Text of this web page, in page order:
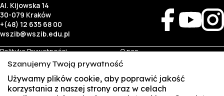
Al. Kijowska 14
30-079 Kraków
+(48) 12 635 68 00
wszib@wszib.edu.pl
Polityka Prywatności
RODO
Identyfikacja wizualna
O nas
Rekrutacja
Studia
Kontakt
Szanujemy Twoją prywatność
Używamy plików cookie, aby poprawić jakość
korzystania z naszej strony oraz w celach